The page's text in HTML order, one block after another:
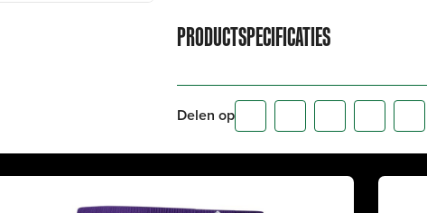
PRODUCTSPECIFICATIES
Delen op